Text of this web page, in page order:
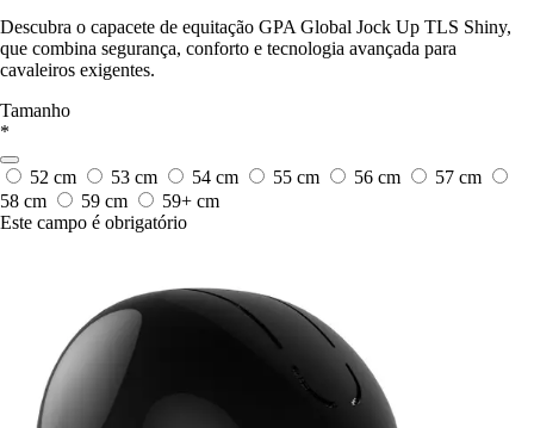
Descubra o capacete de equitação GPA Global Jock Up TLS Shiny,
que combina segurança, conforto e tecnologia avançada para
cavaleiros exigentes.
Tamanho
*
52 cm 53 cm 54 cm 55 cm 56 cm
57 cm
58 cm
59 cm
59+ cm
Este campo é obrigatório